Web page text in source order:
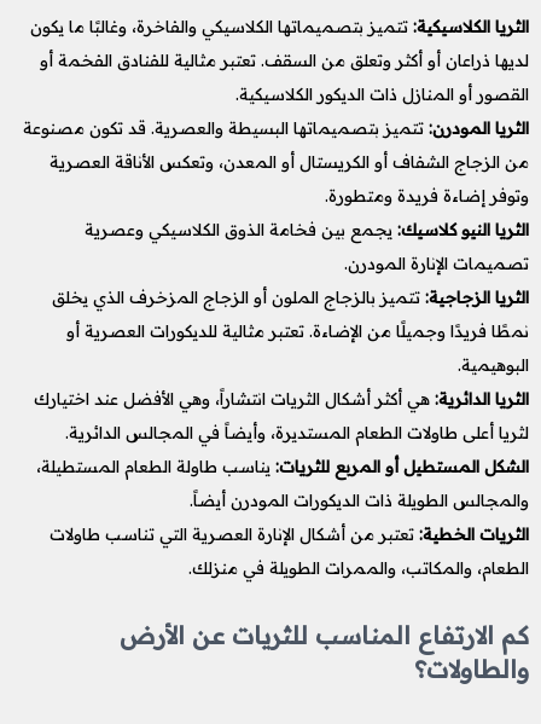
الثريا الكلاسيكية: تتميز بتصميماتها الكلاسيكي والفاخرة، وغالبًا ما يكون
لديها ذراعان أو أكثر وتعلق من السقف. تعتبر مثالية للفنادق الفخمة أو
القصور أو المنازل ذات الديكور الكلاسيكية.
الثريا المودرن: تتميز بتصميماتها البسيطة والعصرية. قد تكون مصنوعة
من الزجاج الشفاف أو الكريستال أو المعدن، وتعكس الأناقة العصرية
وتوفر إضاءة فريدة ومتطورة.
الثريا النيو كلاسيك: يجمع بين فخامة الذوق الكلاسيكي وعصرية
تصميمات الإنارة المودرن.
الثريا الزجاجية: تتميز بالزجاج الملون أو الزجاج المزخرف الذي يخلق
نمطًا فريدًا وجميلًا من الإضاءة. تعتبر مثالية للديكورات العصرية أو
البوهيمية.
الثريا الدائرية: هي أكثر أشكال الثريات انتشاراً، وهي الأفضل عند اختيارك
لثريا أعلى طاولات الطعام المستديرة، وأيضاً في المجالس الدائرية.
الشكل المستطيل أو المربع للثريات: يناسب طاولة الطعام المستطيلة،
والمجالس الطويلة ذات الديكورات المودرن أيضاً.
الثريات الخطية: تعتبر من أشكال الإنارة العصرية التي تناسب طاولات
الطعام، والمكاتب، والممرات الطويلة في منزلك.
كم الارتفاع المناسب للثريات عن الأرض
والطاولات؟